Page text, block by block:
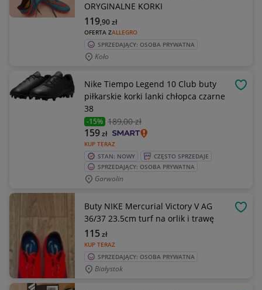
ORYGINALNE KORKI
OFERTA ZALLEGRO
119,90zł
SPRZEDAJĄCY: OSOBA PRYWATNA
Koło
Nike Tiempo Legend 10 Club buty
piłkarskie korki lanki chłopca czarne
38
-15% 189,00 zł
KUP TERAZ
159zł
STAN: NOWY
CZĘSTO SPRZEDAJE
SPRZEDAJĄCY: OSOBA PRYWATNA
Garwolin
Buty NIKE Mercurial Victory V AG
36/37 23.5cm turf na orlik i trawę
KUP TERAZ
115zł
SPRZEDAJĄCY: OSOBA PRYWATNA
Białystok